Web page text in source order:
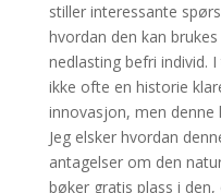
stiller interessante
hvordan den kan
nedlasting befri individ.
ikke ofte en historie
innovasjon, men denne
Jeg elsker hvordan
antagelser om den
bøker gratis plass i